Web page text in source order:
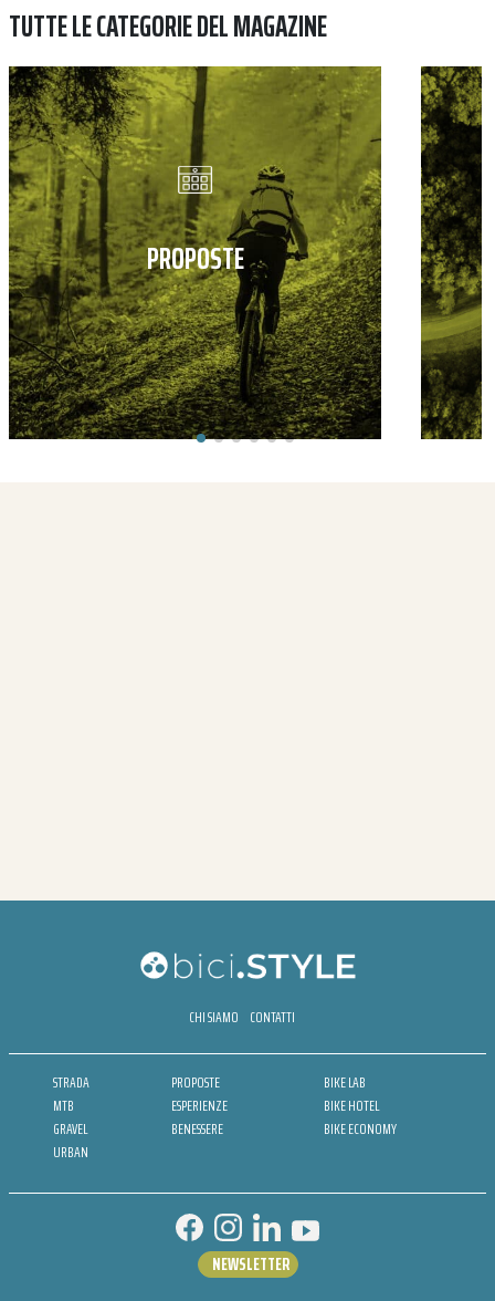
TUTTE LE CATEGORIE DEL MAGAZINE
PROPOSTE
CHI SIAMO CONTATTI
STRADA
MTB
GRAVEL
URBAN
PROPOSTE
ESPERIENZE
BENESSERE
BIKE LAB
BIKE HOTEL
BIKE ECONOMY
NEWSLETTER